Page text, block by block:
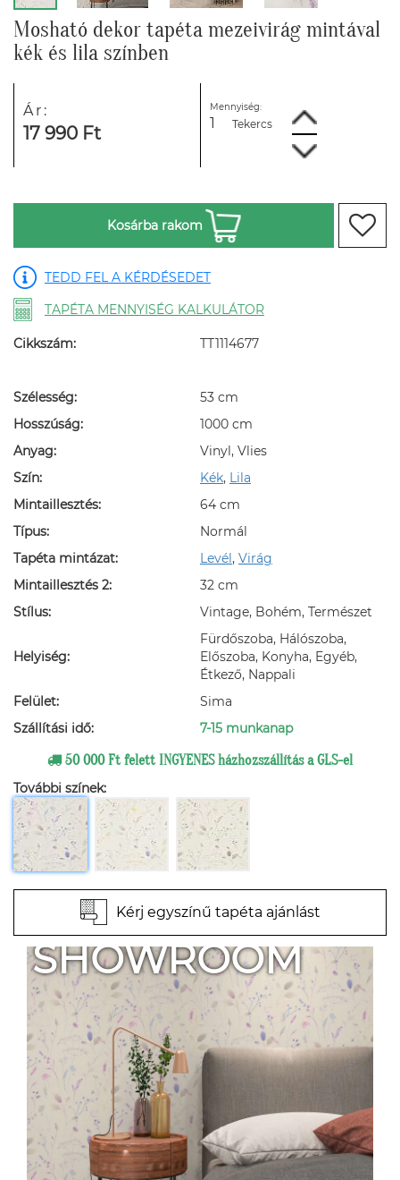
Mosható dekor tapéta mezeivirág mintával
kék és lila színben
Ár:
17 990 Ft
Mennyiség:
Tekercs
Kosárba rakom
TEDD FEL A KÉRDÉSEDET
TAPÉTA MENNYISÉG KALKULÁTOR
Cikkszám: TT1114677
Szélesség:
53 cm
Hosszúság:
1000 cm
Anyag:
Vinyl, Vlies
Szín:
Kék, Lila
Mintaillesztés:
64 cm
Típus:
Normál
Tapéta mintázat:
Levél, Virág
Mintaillesztés 2:
32 cm
Stílus:
Vintage, Bohém, Természet
Helyiség:
Fürdőszoba, Hálószoba,
Előszoba, Konyha, Egyéb,
Étkező, Nappali
Felület:
Sima
Szállítási idő:
7-15 munkanap
50 000 Ft felett INGYENES házhozszállítás a GLS-el
További színek:
Kérj egyszínű tapéta ajánlást
SHOWROOM